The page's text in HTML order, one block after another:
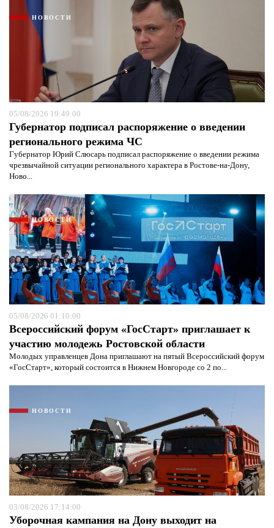
НОВОСТИ
05/08/2026 19:49:00
Губернатор подписал распоряжение о введении
регионального режима ЧС
Губернатор Юрий Слюсарь подписал распоряжение о введении режима
чрезвычайной ситуации регионального характера в Ростове-на-Дону,
Ново...
НОВОСТИ
05/08/2026 01:10:00
Всероссийский форум «ГосСтарт» приглашает к
участию молодежь Ростовской области
Молодых управленцев Дона приглашают на пятый Всероссийский форум
«ГосСтарт», который состоится в Нижнем Новгороде со 2 по...
НОВОСТИ
03/08/2026 17:14:00
Уборочная кампания на Дону выходит на
Я согласен с
политикой конфиденциальности и
защиты информации*политикой конфиденциальности и
защиты информации*